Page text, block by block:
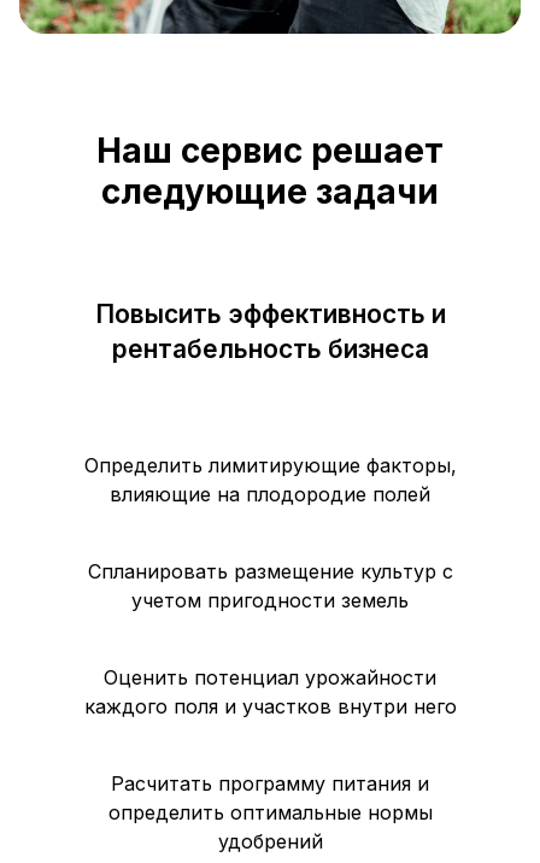
Наш сервис решает
следующие задачи
Повысить эффективность и
рентабельность бизнеса
Определить лимитирующие факторы,
влияющие на плодородие полей
Спланировать размещение культур с
учетом пригодности земель
Оценить потенциал урожайности
каждого поля и участков внутри него
Расчитать программу питания и
определить оптимальные нормы
удобрений